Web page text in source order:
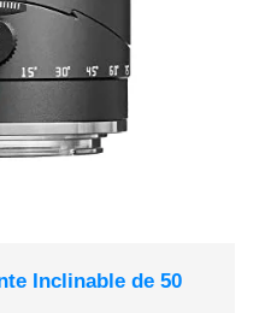
Inclinable de 50